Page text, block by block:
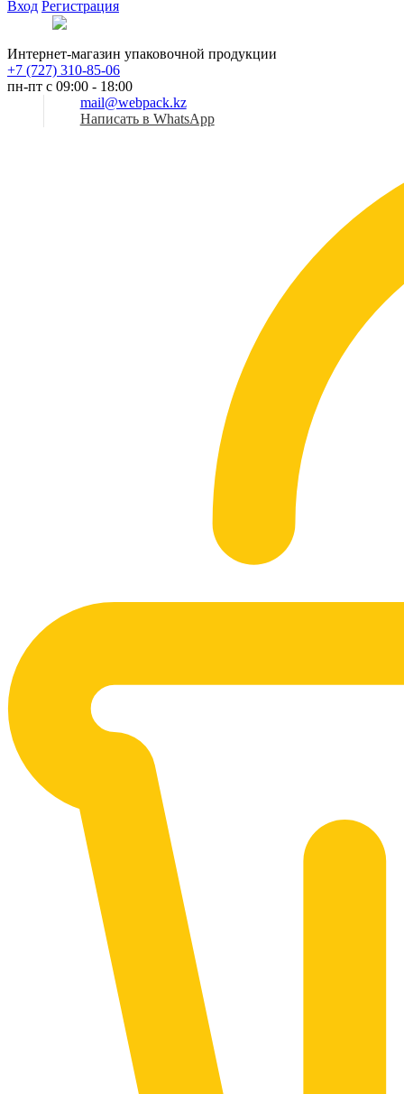
Вход Регистрация
Интернет-магазин упаковочной продукции
+7 (727) 310-85-06
пн-пт с 09:00 - 18:00
mail@webpack.kz
Написать в WhatsApp